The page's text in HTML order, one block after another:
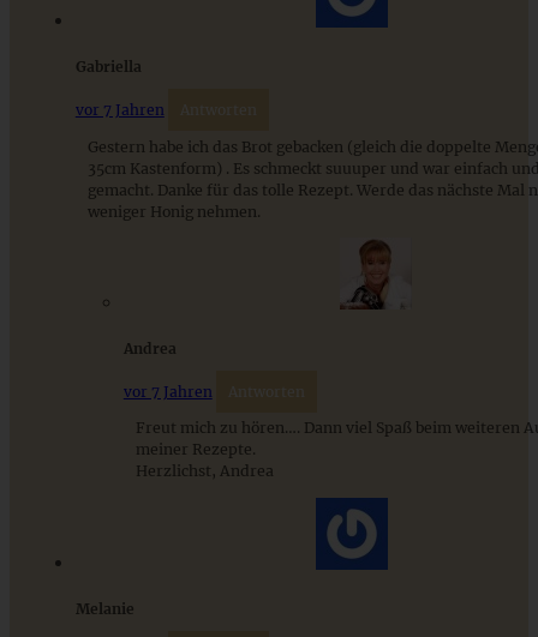
Krustenbrot oder leckeres Vollkorn-Mischbrot
Einfache Sauerteigbrötchen mit Leinsamen - knusprig,
ZUM BEITRAG
Gabriella
vor 7 Jahren Antworten
Gestern habe ich das Brot gebacken (gleich die doppelte
35cm Kastenform) . Es schmeckt suuuper und war einfach
gemacht. Danke für das tolle Rezept. Werde das nächste Mal
weniger Honig nehmen.
Andrea
vor 7 Jahren Antworten
Freut mich zu hören…. Dann viel Spaß beim weiteren
meiner Rezepte.
Herzlichst, Andrea
Melanie